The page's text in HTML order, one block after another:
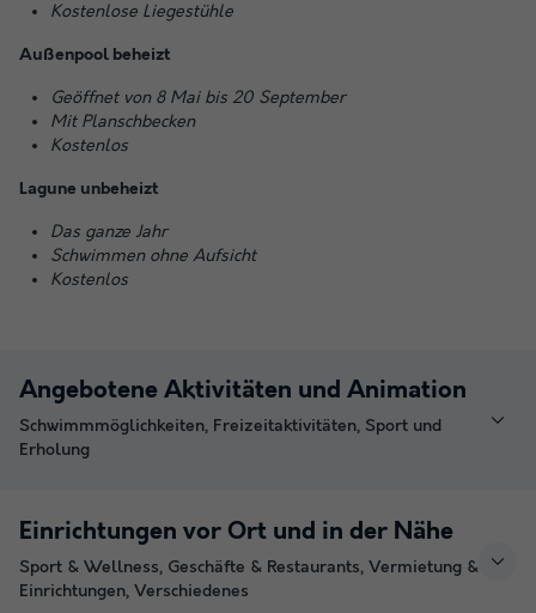
Kostenlose Liegestühle
Außenpool beheizt
Geöffnet von 8 Mai bis 20 September
Mit Planschbecken
Kostenlos
Lagune unbeheizt
Das ganze Jahr
Schwimmen ohne Aufsicht
Kostenlos
Angebotene Aktivitäten und Animation
Schwimmmöglichkeiten, Freizeitaktivitäten, Sport und
Erholung
Einrichtungen vor Ort und in der Nähe
Sport & Wellness, Geschäfte & Restaurants, Vermietung &
Einrichtungen, Verschiedenes